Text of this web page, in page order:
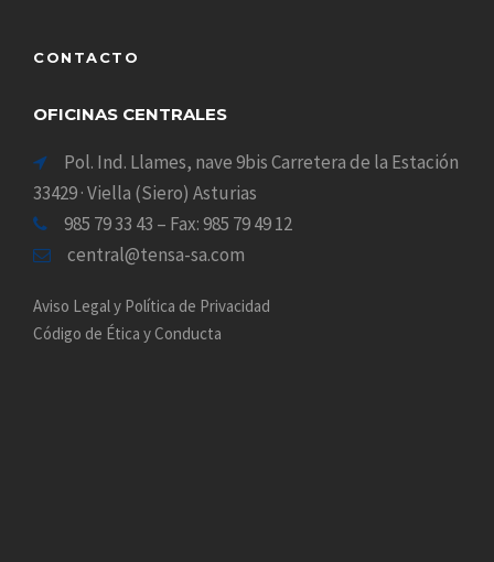
CONTACTO
OFICINAS CENTRALES
Pol. Ind. Llames, nave 9bis Carretera de la Estación
33429 · Viella (Siero) Asturias
985 79 33 43 – Fax: 985 79 49 12
central@tensa-sa.com
Aviso Legal y Política de Privacidad
Código de Ética y Conducta